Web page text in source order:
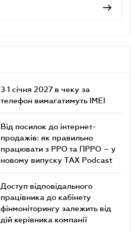
З 1 січня 2027 в чеку за
телефон вимагатимуть IMEI
Від посилок до інтернет-
продажів: як правильно
працювати з РРО та ПРРО – у
новому випуску TAX Podcast
Доступ відповідального
працівника до кабінету
фінмоніторингу залежить від
дій керівника компанії